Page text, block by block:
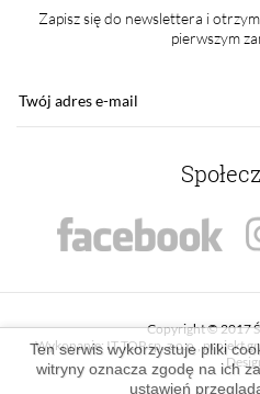
Zapisz się do newslettera i
pierwszym
Copyright © 2017
Wykonanie: IT TOP sp. z o.o. , projekt
Ten serwis wykorzystuje pliki
witryny oznacza zgodę na ich
ustawień